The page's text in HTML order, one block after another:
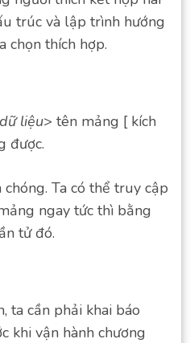
trúc và lập trình hướng
chọn thích hợp.
liệu> tên mảng [ kích
được.
Ta có thể truy cập
ngay tức thì bằng
tử đó.
ta cần phải khai báo
khi vận hành chương